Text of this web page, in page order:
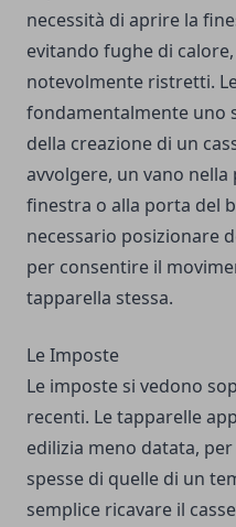
necessità di aprire la
evitando fughe di
notevolmente ristretti.
fondamentalmente uno
della creazione di un
avvolgere, un vano
finestra o alla porta del
necessario posizionare
per consentire il
tapparella stessa.
Le Imposte
Le imposte si vedono
recenti. Le tapparelle
edilizia meno datata,
spesse di quelle di un
semplice ricavare il